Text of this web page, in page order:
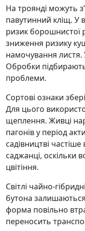
На троянді можуть
павутинний кліщ. У
ризик борошнистої
зниження ризику
намочування
Обробки
проблеми.
Сортові ознаки
Для цього
щеплення. Живці
пагонів у період
садівництві
саджанці, оскільки
цвітіння.
Світлі чайно-
бутона залишаються
форма повільно
переносить